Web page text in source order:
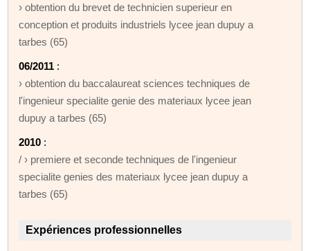
› obtention du brevet de technicien superieur en
conception et produits industriels lycee jean dupuy a
tarbes (65)
06/2011 :
› obtention du baccalaureat sciences techniques de
l'ingenieur specialite genie des materiaux lycee jean
dupuy a tarbes (65)
2010 :
/ › premiere et seconde techniques de l'ingenieur
specialite genies des materiaux lycee jean dupuy a
tarbes (65)
Expériences professionnelles